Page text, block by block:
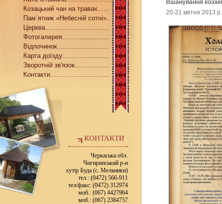
Козацький чан на травах......
Пам`ятник «Небесній сотні»..
Церква................................
Фотогалерея........................
Відпочинок..........................
Карта доїзду........................
Зворотній зв'язок.................
Контакти..............................
КОНТАКТИ
Черкаська обл.
Чигиринський р-н
хутір Буда (с. Мельники)
тел.: (0472) 566-911
тел/факс: (0472) 312974
моб.: (067) 4427964
моб.: (067) 2384757
Вшанування
20-21 квітня 2013